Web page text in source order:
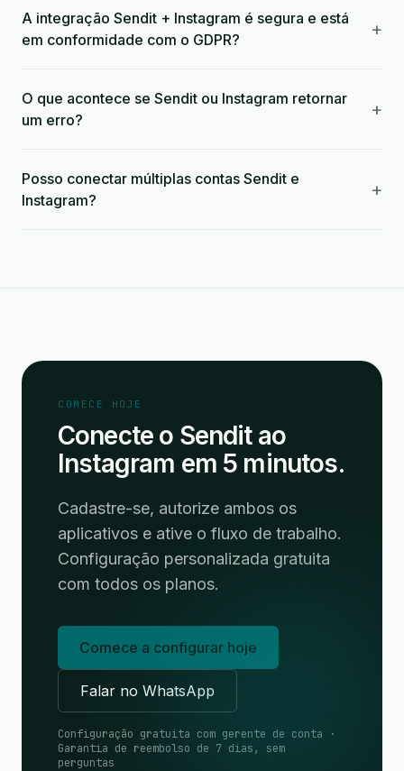
A integração Sendit + Instagram é segura e está
em conformidade com o GDPR?
+
O que acontece se Sendit ou Instagram retornar
um erro?
+
Posso conectar múltiplas contas Sendit e
Instagram?
+
COMECE HOJE
Conecte o Sendit ao
Instagram em 5 minutos.
Cadastre-se, autorize ambos os
aplicativos e ative o fluxo de trabalho.
Configuração personalizada gratuita
com todos os planos.
Comece a configurar hoje
Falar no WhatsApp
Configuração gratuita com gerente de conta ·
Garantia de reembolso de 7 dias, sem
perguntas